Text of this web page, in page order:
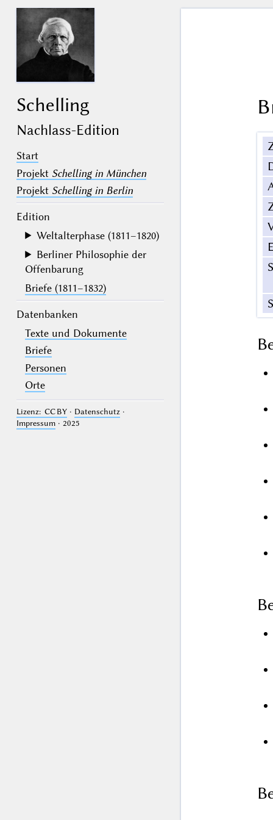
Schelling
Nachlass-Edition
Start
Projekt Schelling in München
Projekt Schelling in Berlin
Edition
Weltalterphase (1811–1820)
Berliner Philosophie der
Offenbarung
Briefe (1811–1832)
Datenbanken
Texte und Dokumente
Briefe
Personen
Orte
Lizenz: CC BY· Datenschutz·
Impressum· 2025